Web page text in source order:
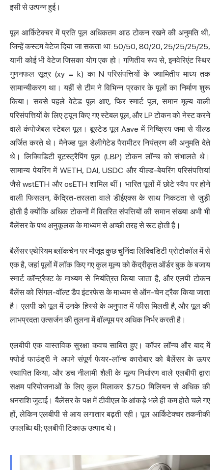
इसी से उत्पन्न हुई।
पूल आर्किटेक्चर में प्रति पूल अधिकतम आठ टोकन रखने की अनुमति थी,
जिन्हें कस्टम वेटेज दिया जा सकता था: 50/50, 80/20, 25/25/25/25,
यानी कोई भी वेटेज जिसका योग एक हो। गणितीय रूप से, इनवेरिएंट स्थिर
गुणनफल सूत्र (xy = k) का N परिसंपत्तियों के ज्यामितीय माध्य तक
सामान्यीकरण था। यहीं से टीम ने विभिन्न प्रकार के पूलों का निर्माण शुरू
किया। सबसे पहले वेटेड पूल आए, फिर स्मार्ट पूल, समान मूल्य वाली
परिसंपत्तियों के लिए ट्यून किए गए स्टेबल पूल, और LP टोकन को नेस्ट करने
वाले कंपोजेबल स्टेबल पूल। बूस्टेड पूल Aave में निष्क्रिय जमा से यील्ड
अर्जित करते थे। मैनेज्ड पूल डेलीगेटेड पैरामीटर नियंत्रण की अनुमति देते
थे। लिक्विडिटी बूटस्ट्रैपिंग पूल (LBP) टोकन लॉन्च को संभालते थे।
सामान्य पेयरिंग में WETH, DAI, USDC और यील्ड-बेयरिंग परिसंपत्तियां
जैसे wstETH और osETH शामिल थीं। भारित पूलों में छोटे स्वैप पर होने
वाली फिसलन, केंद्रित-तरलता वाले डीईएक्स के साथ निकटता से जुड़ी
होती है क्योंकि अधिक टोकनों में वितरित संपत्तियों की समान संख्या अभी भी
बैलेंसर के पथ अनुकूलक के माध्यम से अच्छी तरह से रूट होती है।
बैलेंसर एथेरियम ब्लॉकचेन पर मौजूद कुछ चुनिंदा लिक्विडिटी प्रोटोकॉल में से
एक है, जहां पूलों में लॉक किए गए कुल मूल्य को केंद्रीकृत ऑर्डर बुक के बजाय
स्मार्ट कॉन्ट्रैक्ट के माध्यम से नियंत्रित किया जाता है, और एलपी टोकन
बैलेंस को सिंगल-वॉल्ट डैप इंटरफेस के माध्यम से ऑन-चेन ट्रैक किया जाता
है। एलपी को पूल में उनके हिस्से के अनुपात में फीस मिलती है, और पूल की
लाभप्रदता उत्सर्जन की तुलना में वॉल्यूम पर अधिक निर्भर करती है।
एलबीपी एक वास्तविक सुरक्षा कवच साबित हुए। कॉपर लॉन्च और बाद में
फ्योर्ड फाउंड्री ने अपने संपूर्ण फेयर-लॉन्च कारोबार को बैलेंसर के ऊपर
स्थापित किया, और डच नीलामी शैली के मूल्य निर्धारण वाले एलबीपी द्वारा
सक्षम परियोजनाओं के लिए कुल मिलाकर $750 मिलियन से अधिक की
धनराशि जुटाई। बैलेंसर के पक्ष में टीवीएल के आंकड़े भले ही कम होते चले गए
हों, लेकिन एलबीपी से आय लगातार बढ़ती रही। पूल आर्किटेक्चर तकनीकी
उपलब्धि थी; एलबीपी टिकाऊ उत्पाद थे।